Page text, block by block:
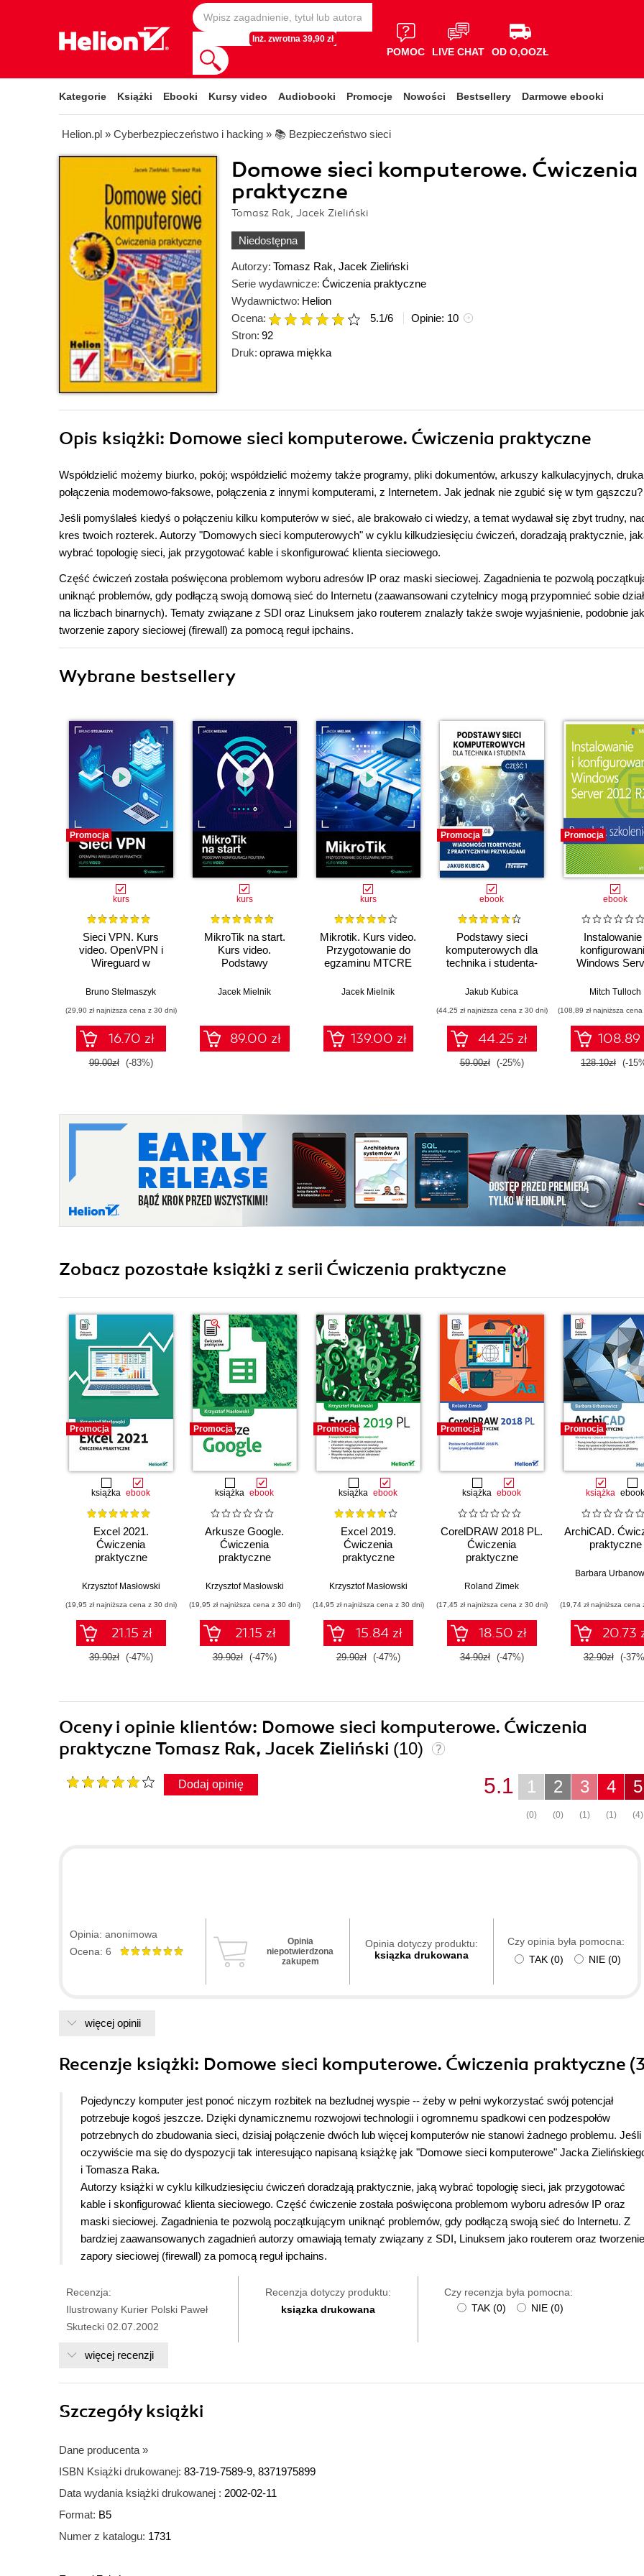
Inż. zwrotna 39,90 zł
POMOC LIVE CHAT OD O,OOZŁ
Kategorie Książki Ebooki Kursy video Audiobooki Promocje Nowości Bestsellery Darmowe ebooki
Helion.pl » Cyberbezpieczeństwo i hacking » 📚 Bezpieczeństwo sieci
Domowe sieci komputerowe. Ćwiczenia
praktyczne
Tomasz Rak, Jacek Zieliński
Niedostępna
Autorzy: Tomasz Rak, Jacek Zieliński
Serie wydawnicze: Ćwiczenia praktyczne
Wydawnictwo: Helion
Ocena:
5.1/6 Opinie: 10
Stron: 92
Druk: oprawa miękka
Opis książki: Domowe sieci komputerowe. Ćwiczenia praktyczne
Współdzielić możemy biurko, pokój; współdzielić możemy także programy, pliki dokumentów, arkuszy kalkulacyjnych,
połączenia modemowo-faksowe, połączenia z innymi komputerami, z Internetem. Jak jednak nie zgubić się w tym gąszczu?
Jeśli pomyślałeś kiedyś o połączeniu kilku komputerów w sieć, ale brakowało ci wiedzy, a temat wydawał się zbyt trudny,
kres twoich rozterek. Autorzy "Domowych sieci komputerowych" w cyklu kilkudziesięciu ćwiczeń, doradzają praktycznie,
wybrać topologię sieci, jak przygotować kable i skonfigurować klienta sieciowego.
Część ćwiczeń została poświęcona problemom wyboru adresów IP oraz maski sieciowej. Zagadnienia te pozwolą
uniknąć problemów, gdy podłączą swoją domową sieć do Internetu (zaawansowani czytelnicy mogą przypomnieć sobie
na liczbach binarnych). Tematy związane z SDI oraz Linuksem jako routerem znalazły także swoje wyjaśnienie, podobnie jak
tworzenie zapory sieciowej (firewall) za pomocą reguł ipchains.
Wybrane bestsellery
Promocja
kurs
Sieci VPN. Kurs
video. OpenVPN i
Wireguard w
Bruno Stelmaszyk
(29,90 zł najniższa cena z 30 dni)
16.70 zł
99.00zł (-83%)
kurs
MikroTik na start.
Kurs video.
Podstawy
Jacek Mielnik
89.00 zł
kurs
Mikrotik. Kurs video.
Przygotowanie do
egzaminu MTCRE
Jacek Mielnik
139.00 zł
Promocja
ebook
Podstawy sieci
komputerowych dla
technika i studenta-
Jakub Kubica
(44,25 zł najniższa cena z 30 dni)
44.25 zł
59.00zł (-25%)
Promocja
ebook
Instalowanie
Windows
szkoleniowy
Mitch Tulloch
(108,89 zł najniższa
108.89
128.10zł (-
Zobacz pozostałe książki z serii Ćwiczenia praktyczne
Promocja
książka ebook
Excel 2021.
Ćwiczenia
praktyczne
Krzysztof Masłowski
(19,95 zł najniższa cena z 30 dni)
21.15 zł
39.90zł (-47%)
Promocja
książka ebook
Arkusze Google.
Ćwiczenia
praktyczne
Krzysztof Masłowski
(19,95 zł najniższa cena z 30 dni)
21.15 zł
39.90zł (-47%)
Promocja
książka ebook
Excel 2019.
Ćwiczenia
praktyczne
Krzysztof Masłowski
(14,95 zł najniższa cena z 30 dni)
15.84 zł
29.90zł (-47%)
Promocja
książka ebook
CorelDRAW 2018 PL.
Ćwiczenia
praktyczne
Roland Zimek
(17,45 zł najniższa cena z 30 dni)
18.50 zł
34.90zł (-47%)
Promocja
książka ebook
ArchiCAD.
praktyczne
Barbara
(19,74 zł najniższa cena
20.73
32.90zł (-
Oceny i opinie klientów: Domowe sieci komputerowe. Ćwiczenia
praktyczne Tomasz Rak, Jacek Zieliński (10)
Dodaj opinię 5
(4)
4
(1)
3
(1)
2
(0)
1
(0)
5.1
Opinia: anonimowa
Ocena: 6
Opinia
niepotwierdzona
zakupem
Opinia dotyczy produktu:
ksiązka drukowana
Czy opinia była pomocna:
TAK (0) NIE (0)
więcej opinii
Recenzje książki: Domowe sieci komputerowe. Ćwiczenia praktyczne
Pojedynczy komputer jest ponoć niczym rozbitek na bezludnej wyspie -- żeby w pełni wykorzystać swój potencjał
potrzebuje kogoś jeszcze. Dzięki dynamicznemu rozwojowi technologii i ogromnemu spadkowi cen podzespołów
potrzebnych do zbudowania sieci, dzisiaj połączenie dwóch lub więcej komputerów nie stanowi żadnego problemu. Jeśli
oczywiście ma się do dyspozycji tak interesująco napisaną książkę jak "Domowe sieci komputerowe" Jacka
i Tomasza Raka.
Autorzy książki w cyklu kilkudziesięciu ćwiczeń doradzają praktycznie, jaką wybrać topologię sieci, jak przygotować
kable i skonfigurować klienta sieciowego. Część ćwiczenie została poświęcona problemom wyboru adresów IP oraz
maski sieciowej. Zagadnienia te pozwolą początkującym uniknąć problemów, gdy podłączą swoją sieć do Internetu. Z
bardziej zaawansowanych zagadnień autorzy omawiają tematy związany z SDI, Linuksem jako routerem oraz tworzenie
zapory sieciowej (firewall) za pomocą reguł ipchains.
Recenzja:
Ilustrowany Kurier Polski Paweł
Skutecki 02.07.2002
Recenzja dotyczy produktu:
ksiązka drukowana
Czy recenzja była pomocna:
TAK (0) NIE (0)
więcej recenzji
Szczegółyksiążki
Dane producenta »
ISBN Książki drukowanej: 83-719-7589-9, 8371975899
Data wydania książki drukowanej : 2002-02-11
Format: B5
Numer z katalogu: 1731